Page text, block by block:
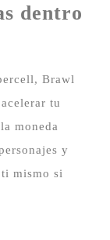
dentro
Brawl
tu
moneda
y
mismo si